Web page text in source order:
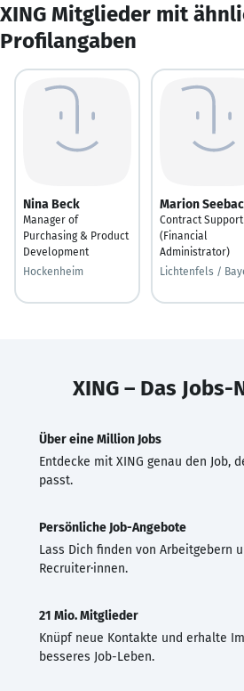
XING Mitglieder mit
Profilangaben
Nina Beck
Manager of
Purchasing & Product
Development
Hockenheim
Marion
Contract Support
(Financial
Administrator)
Lichtenfels /
XING – Das
Über eine Million Jobs
Entdecke mit XING genau den Job,
passt.
Persönliche Job-Angebote
Lass Dich finden von Arbeitgebern
Recruiter·innen.
21 Mio. Mitglieder
Knüpf neue Kontakte und erhalte
besseres Job-Leben.